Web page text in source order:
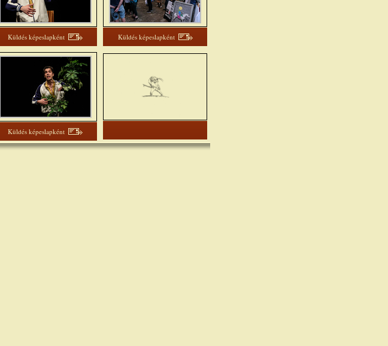
Küldés képeslapként Küldés képeslapként
Küldés képeslapként